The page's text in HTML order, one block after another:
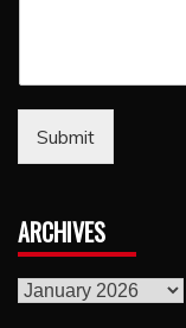
Submit
ARCHIVES
archives